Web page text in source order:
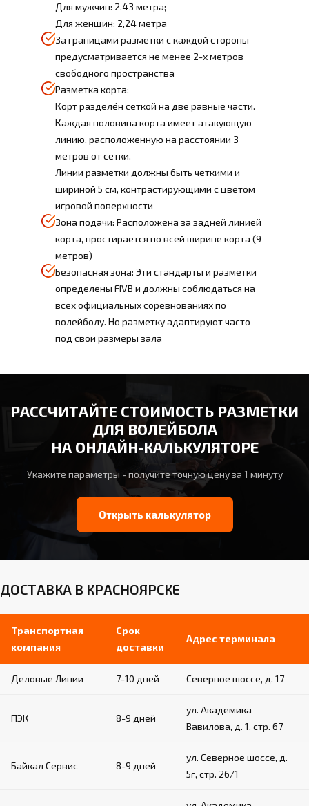
Для мужчин: 2,43 метра;
Для женщин: 2,24 метра
За границами разметки с каждой стороны
предусматривается не менее 2-х метров
свободного пространства
Разметка корта:
Корт разделён сеткой на две равные части.
Каждая половина корта имеет атакующую
линию, расположенную на расстоянии 3
метров от сетки.
Линии разметки должны быть четкими и
шириной 5 см, контрастирующими с цветом
игровой поверхности
Зона подачи: Расположена за задней линией
корта, простирается по всей ширине корта (9
метров)
Безопасная зона: Эти стандарты и разметки
определены FIVB и должны соблюдаться на
всех официальных соревнованиях по
волейболу. Но разметку адаптируют часто
под свои размеры зала
РАССЧИТАЙТЕ СТОИМОСТЬ РАЗМЕТКИ
ДЛЯ ВОЛЕЙБОЛА
НА ОНЛАЙН‑КАЛЬКУЛЯТОРЕ
Укажите параметры - получите точную цену за 1 минуту
Открыть калькулятор
ДОСТАВКА В КРАСНОЯРСКЕ
Транспортная
компания
Срок
доставки
Адрес терминала
Деловые Линии 7-10 дней Северное шоссе, д. 17
ПЭК 8-9 дней
ул. Академика
Вавилова, д. 1, стр. 67
Байкал Сервис 8-9 дней
ул. Северное шоссе, д.
5г, стр. 26/1